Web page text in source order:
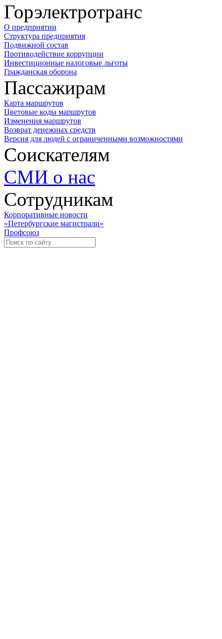
Горэлектротранс
О предприятии
Структура предприятия
Подвижной состав
Противодействие коррупции
Инвестиционные налоговые льготы
Гражданская оборона
Пассажирам
Карта маршрутов
Цветовые коды маршрутов
Изменения маршрутов
Возврат денежных средств
Версия для людей с ограниченными возможностями
Соискателям
СМИ о нас
Сотрудникам
Корпоративные новости
«Петербургские магистрали»
Профсоюз